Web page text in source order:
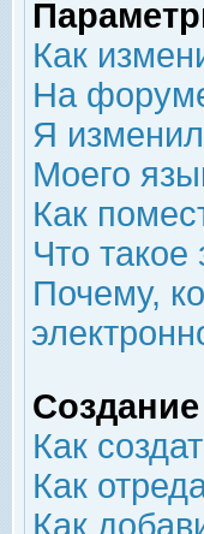
Как
На
Я
Моего
Как
Что такое
Почему,
Как
Как
Как